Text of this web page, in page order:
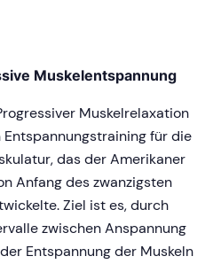
Muskelentspannung
Muskelrelaxation
für die
das der Amerikaner
Anfang des zwanzigsten
Ziel ist es, durch
zwischen Anspannung
Entspannung der Muskeln